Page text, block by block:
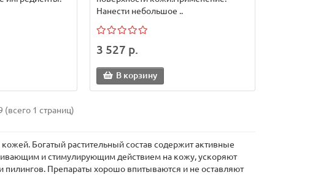
Нанести небольшое ..
3 527 р.
В корзину
(всего 1 страниц)
Богатый растительный состав содержит активные
и стимулирующим действием на кожу, ускоряют
Препараты хорошо впитываются и не оставляют